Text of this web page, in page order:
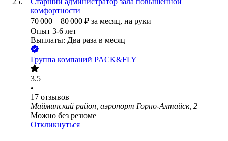
комфортности
70 000 – 80 000 ₽ за месяц, на руки
Опыт 3-6 лет
Выплаты: Два раза в месяц
Группа компаний PACK&FLY
3.5
•
17 отзывов
Майминский район, аэропорт Горно-Алтайск, 2
Можно без резюме
Откликнуться